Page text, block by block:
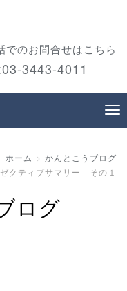
でのお問合せはこちら
03-3443-4011
ホーム
かんとこうブログ
クティブサマリー その１
ログ